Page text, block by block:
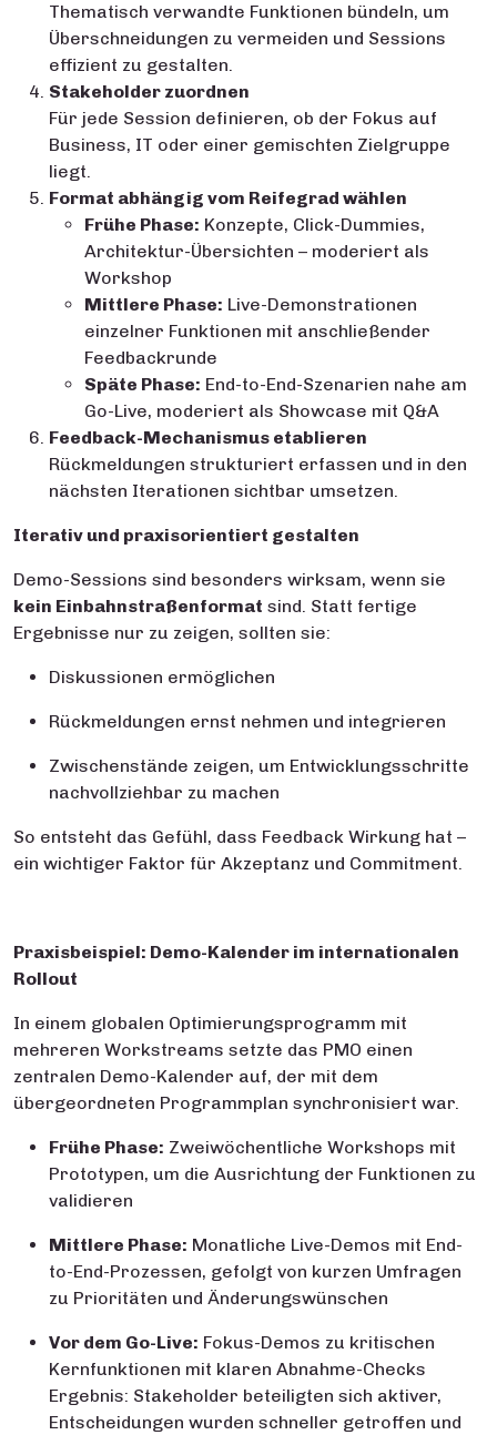
Thematisch verwandte Funktionen bündeln, um
Überschneidungen zu vermeiden und Sessions
effizient zu gestalten.
Stakeholder zuordnen
Für jede Session definieren, ob der Fokus auf
Business, IT oder einer gemischten Zielgruppe
liegt.
Format abhängig vom Reifegrad wählen
Frühe Phase: Konzepte, Click-Dummies,
Architektur-Übersichten – moderiert als
Workshop
Mittlere Phase: Live-Demonstrationen
einzelner Funktionen mit anschließender
Feedbackrunde
Späte Phase: End-to-End-Szenarien nahe am
Go-Live, moderiert als Showcase mit Q&A
Feedback-Mechanismus etablieren
Rückmeldungen strukturiert erfassen und in den
nächsten Iterationen sichtbar umsetzen.
Iterativ und praxisorientiert gestalten
Demo-Sessions sind besonders wirksam, wenn sie
kein Einbahnstraßenformat sind. Statt fertige
Ergebnisse nur zu zeigen, sollten sie:
Diskussionen ermöglichen
Rückmeldungen ernst nehmen und integrieren
Zwischenstände zeigen, um Entwicklungsschritte
nachvollziehbar zu machen
So entsteht das Gefühl, dass Feedback Wirkung hat –
ein wichtiger Faktor für Akzeptanz und Commitment.
Praxisbeispiel: Demo-Kalender im internationalen
Rollout
In einem globalen Optimierungsprogramm mit
mehreren Workstreams setzte das PMO einen
zentralen Demo-Kalender auf, der mit dem
übergeordneten Programmplan synchronisiert war.
Frühe Phase: Zweiwöchentliche Workshops mit
Prototypen, um die Ausrichtung der Funktionen zu
validieren
Mittlere Phase: Monatliche Live-Demos mit End-
to-End-Prozessen, gefolgt von kurzen Umfragen
zu Prioritäten und Änderungswünschen
Vor dem Go-Live: Fokus-Demos zu kritischen
Kernfunktionen mit klaren Abnahme-Checks
Ergebnis: Stakeholder beteiligten sich aktiver,
Entscheidungen wurden schneller getroffen und